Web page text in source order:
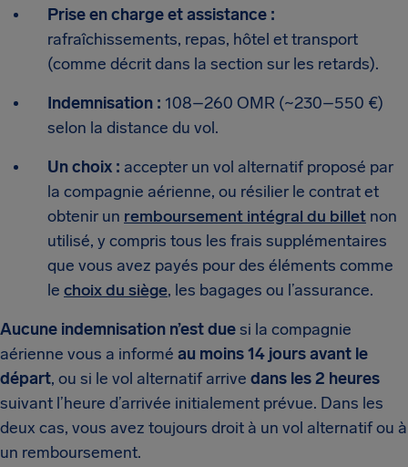
Prise en charge et assistance :
rafraîchissements, repas, hôtel et transport
(comme décrit dans la section sur les retards).
Indemnisation : 108–260 OMR (~230–550 €)
selon la distance du vol.
Un choix : accepter un vol alternatif proposé par
la compagnie aérienne, ou résilier le contrat et
obtenir un remboursement intégral du billet non
utilisé, y compris tous les frais supplémentaires
que vous avez payés pour des éléments comme
le choix du siège, les bagages ou l’assurance.
Aucune indemnisation n’est duesi la compagnie
aérienne vous a informé au moins 14 jours avant le
départ, ou si le vol alternatif arrive dans les 2 heures
suivant l’heure d’arrivée initialement prévue. Dans les
deux cas, vous avez toujours droit à un vol alternatif ou à
un remboursement.